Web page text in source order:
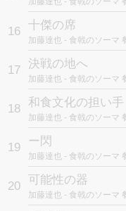
16 十傑の席
加藤達也 - 食戟のソーマ
17 決戦の地へ
加藤達也 - 食戟のソーマ
18 和食文化の担い手
加藤達也 - 食戟のソーマ
19 ー閃
加藤達也 - 食戟のソーマ
20 可能性の器
加藤達也 - 食戟のソーマ